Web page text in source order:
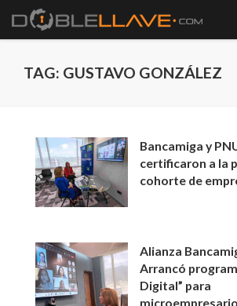
TAG: GUSTAVO GONZÁLEZ
Bancamiga y
certificaron a la
cohorte de
Alianza
Arrancó
Digital” para